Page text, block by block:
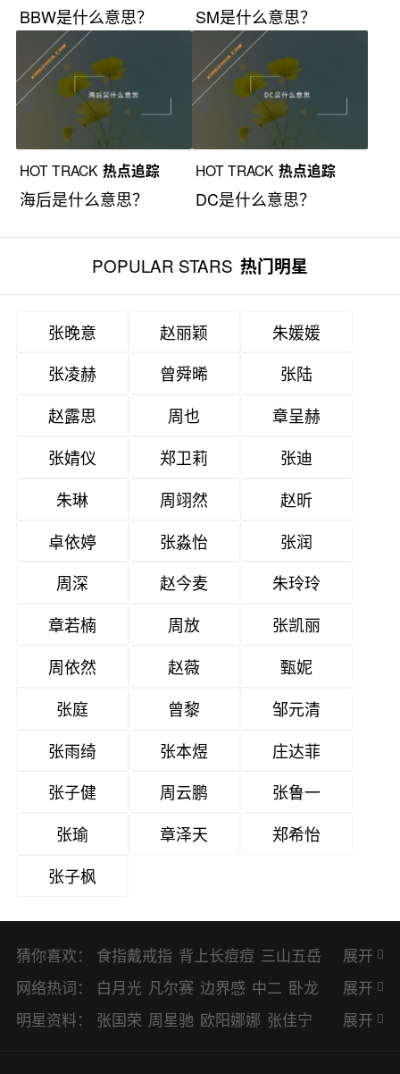
BBW是什么意思？ SM是什么意思？
HOT TRACK 热点追踪
海后是什么意思？
HOT TRACK 热点追踪
DC是什么意思？
POPULAR STARS 热门明星
张晚意 赵丽颖
朱媛媛
张凌赫
曾舜晞
张陆
赵露思
周也
章呈赫
张婧仪
郑卫莉
张迪
朱琳
周翊然
赵昕
卓依婷
张淼怡
张润
周深
赵今麦
朱玲玲
章若楠
周放
张凯丽
周依然
赵薇
甄妮
张庭
曾黎
邹元清
张雨绮
张本煜
庄达菲
张子健
周云鹏
张鲁一
张瑜
章泽天
郑希怡
张子枫
猜你喜欢： 食指戴戒指 背上长痘痘 三山五岳
避暑胜地
展开
网络热词：
白月光 凡尔赛 边界感 中二 卧龙
凤雏 二次元 KPI EMO CP BUG
展开
明星资料：
张国荣 周星驰 欧阳娜娜 张佳宁
展开